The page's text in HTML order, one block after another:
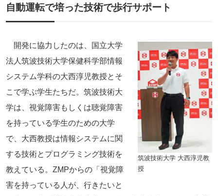
自動運転で培った技術で歩行サポート
筑波技術大学 大西淳児教
授
開発に協力したのは、国立大学
法人筑波技術大学保健科学部情報
システム学科の大西淳児教授とそ
こで学ぶ学生たちだ。筑波技術大
学は、視覚障害もしくは聴覚障害
を持っている学生のための大学
で、大西教授は情報システムに関
する技術とプログラミング技術を
教えている。ZMPからの「視覚障
害を持っている人が、行きたいと